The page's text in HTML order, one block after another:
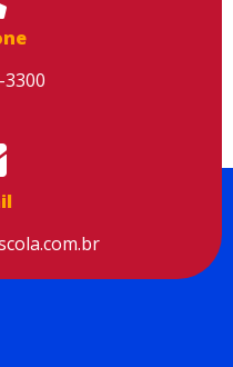
3300
saber mais, consulte nossa